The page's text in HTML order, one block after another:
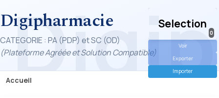
Digipharmacie
CATEGORIE : PA (PDP) et SC (OD)
(Plateforme Agréée et Solution Compatible)
Accueil
Selection
0
Voir
Exporter
Importer